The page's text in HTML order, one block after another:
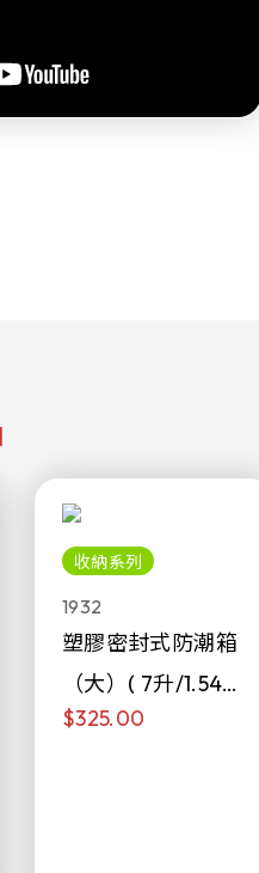
收納系列
1932
塑膠密封式防潮箱
（大）( 7升/1.54加
侖)
$325.00